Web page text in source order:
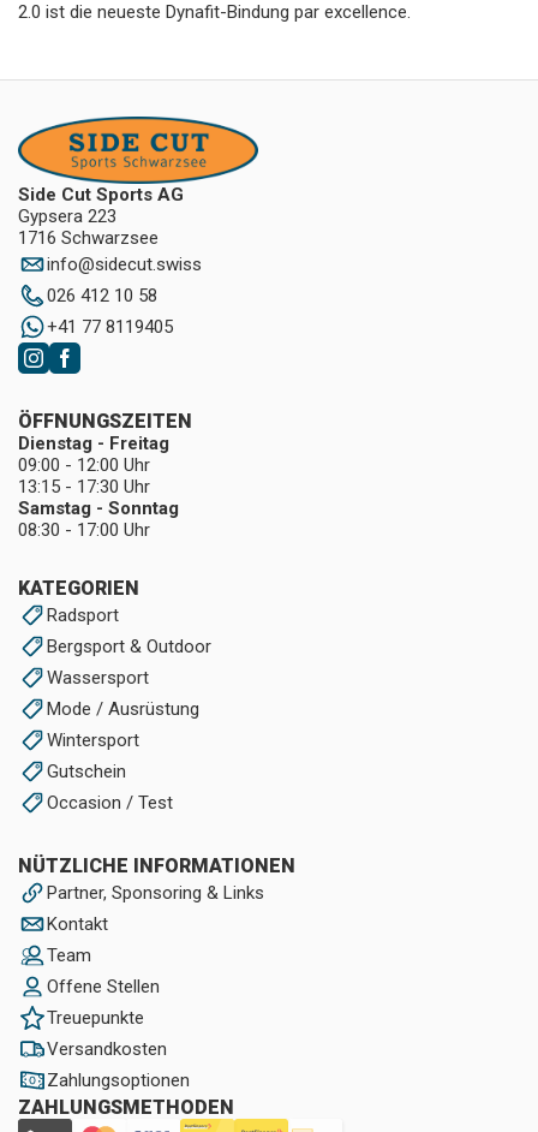
2.0 ist die neueste Dynafit-Bindung par excellence.
Side Cut Sports AG
Gypsera 223
1716 Schwarzsee
info@sidecut.swiss
026 412 10 58
+41 77 8119405
KATEGORIEN
Radsport
Bergsport & Outdoor
Wassersport
Mode / Ausrüstung
Wintersport
Gutschein
Occasion / Test
NÜTZLICHE INFORMATIONEN
Partner, Sponsoring & Links
Kontakt
Team
Offene Stellen
Treuepunkte
Versandkosten
Zahlungsoptionen
ZAHLUNGSMETHODEN
ÖFFNUNGSZEITEN
Dienstag - Freitag
09:00 - 12:00 Uhr
13:15 - 17:30 Uhr
Samstag - Sonntag
08:30 - 17:00 Uhr